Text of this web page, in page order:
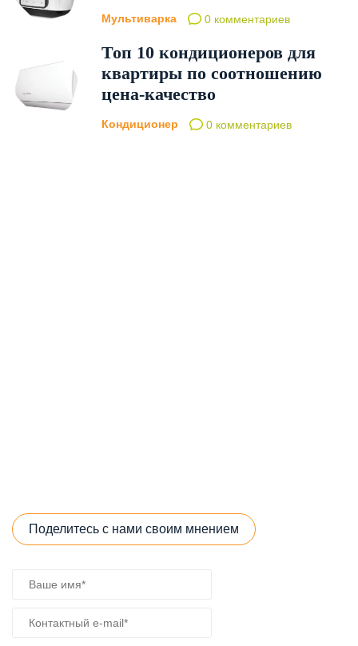
Мультиварка 0 комментариев
Топ 10 кондиционеров для
квартиры по соотношению
цена-качество
Кондиционер 0 комментариев
Поделитесь с нами своим мнением